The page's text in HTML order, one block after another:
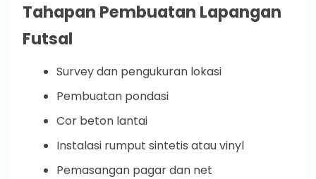
Tahapan Pembuatan Lapangan
Futsal
Survey dan pengukuran lokasi
Pembuatan pondasi
Cor beton lantai
Instalasi rumput sintetis atau vinyl
Pemasangan pagar dan net